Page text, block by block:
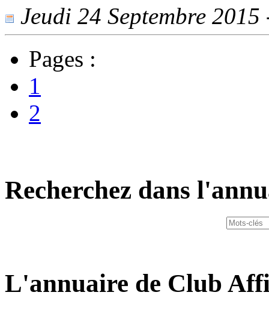
Jeudi 24 Septembre
Pages :
1
2
Recherchez dans
L'annuaire de Club